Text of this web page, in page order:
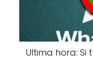
Ultima hora: Si